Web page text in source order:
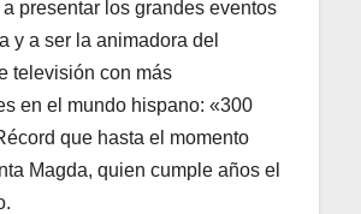
presentar los grandes eventos
y a ser la animadora del
televisión con más
en el mundo hispano: «300
que hasta el momento
Magda, quien cumple años el